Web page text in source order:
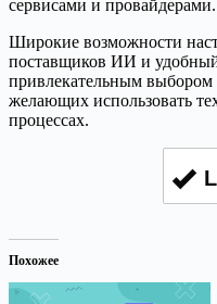
сервисами и провайдерами.
Широкие возможности
поставщиков ИИ и
привлекательным выбором
желающих использовать
процессах.
Похожее